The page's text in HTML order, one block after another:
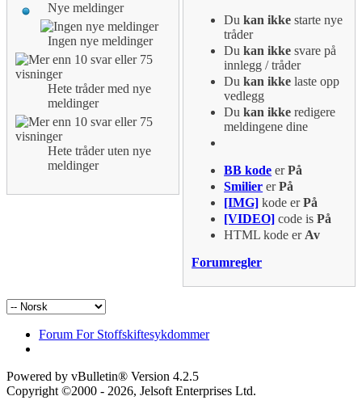
Nye meldinger
Ingen nye meldinger
Hete tråder med nye
meldinger
Hete tråder uten nye
meldinger
Dukan ikke starte nye
tråder
Dukan ikke svare på
innlegg / tråder
Dukan ikke laste opp
vedlegg
Dukan ikke redigere
meldingene dine
BB kode erPå
Smilier erPå
[IMG] kode erPå
[VIDEO] code isPå
HTML kode er Av
Forumregler
Forum For Stoffskiftesykdommer
Powered by vBulletin® Version 4.2.5
Copyright ©2000 - 2026, Jelsoft Enterprises Ltd.